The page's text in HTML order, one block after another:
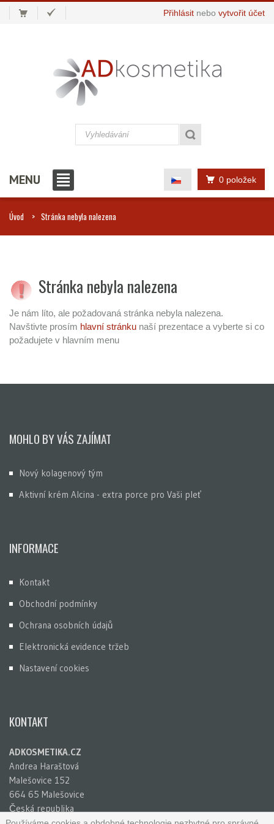
Přihlásit nebo vytvořit účet
0 položek
MENU
Úvod Stránka nebyla nalezena
Stránka nebyla nalezena
Je nám líto, ale požadovaná stránka nebyla nalezena.
Navštivte prosím hlavní stránku naší prezentace a vyberte si co
požadujete v hlavním menu
MOHLO BY VÁS ZAJÍMAT
Nový kolagenový tým
Aktivní krém Alcina - extra porce pro Vaši pleť
INFORMACE
Kontakt
Obchodní podmínky
Ochrana osobních údajů
Elektronická evidence tržeb
Nastavení cookies
KONTAKT
ADKOSMETIKA.CZ
Andrea Haraštová
Malešovice 152
664 65 Malešovice
Česká republika